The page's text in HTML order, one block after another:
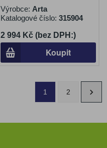
Výrobce: Arta
Katalogové číslo: 315904
2 994 Kč (bez DPH:)
Koupit
1 2